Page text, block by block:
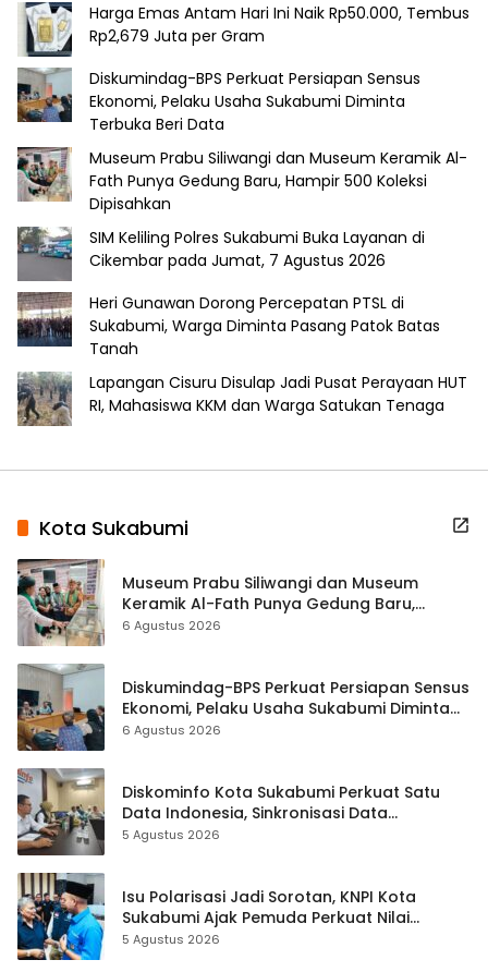
Harga Emas Antam Hari Ini Naik Rp50.000, Tembus
Rp2,679 Juta per Gram
Diskumindag-BPS Perkuat Persiapan Sensus
Ekonomi, Pelaku Usaha Sukabumi Diminta
Terbuka Beri Data
Museum Prabu Siliwangi dan Museum Keramik Al-
Fath Punya Gedung Baru, Hampir 500 Koleksi
Dipisahkan
SIM Keliling Polres Sukabumi Buka Layanan di
Cikembar pada Jumat, 7 Agustus 2026
Heri Gunawan Dorong Percepatan PTSL di
Sukabumi, Warga Diminta Pasang Patok Batas
Tanah
Lapangan Cisuru Disulap Jadi Pusat Perayaan HUT
RI, Mahasiswa KKM dan Warga Satukan Tenaga
Kota Sukabumi
Museum Prabu Siliwangi dan Museum
Keramik Al-Fath Punya Gedung Baru,
Hampir 500 Koleksi Dipisahkan
6 Agustus 2026
Diskumindag-BPS Perkuat Persiapan Sensus
Ekonomi, Pelaku Usaha Sukabumi Diminta
Terbuka Beri Data
6 Agustus 2026
Diskominfo Kota Sukabumi Perkuat Satu
Data Indonesia, Sinkronisasi Data
Kewilayahan Dikebut
5 Agustus 2026
Isu Polarisasi Jadi Sorotan, KNPI Kota
Sukabumi Ajak Pemuda Perkuat Nilai
Kebangsaan
5 Agustus 2026